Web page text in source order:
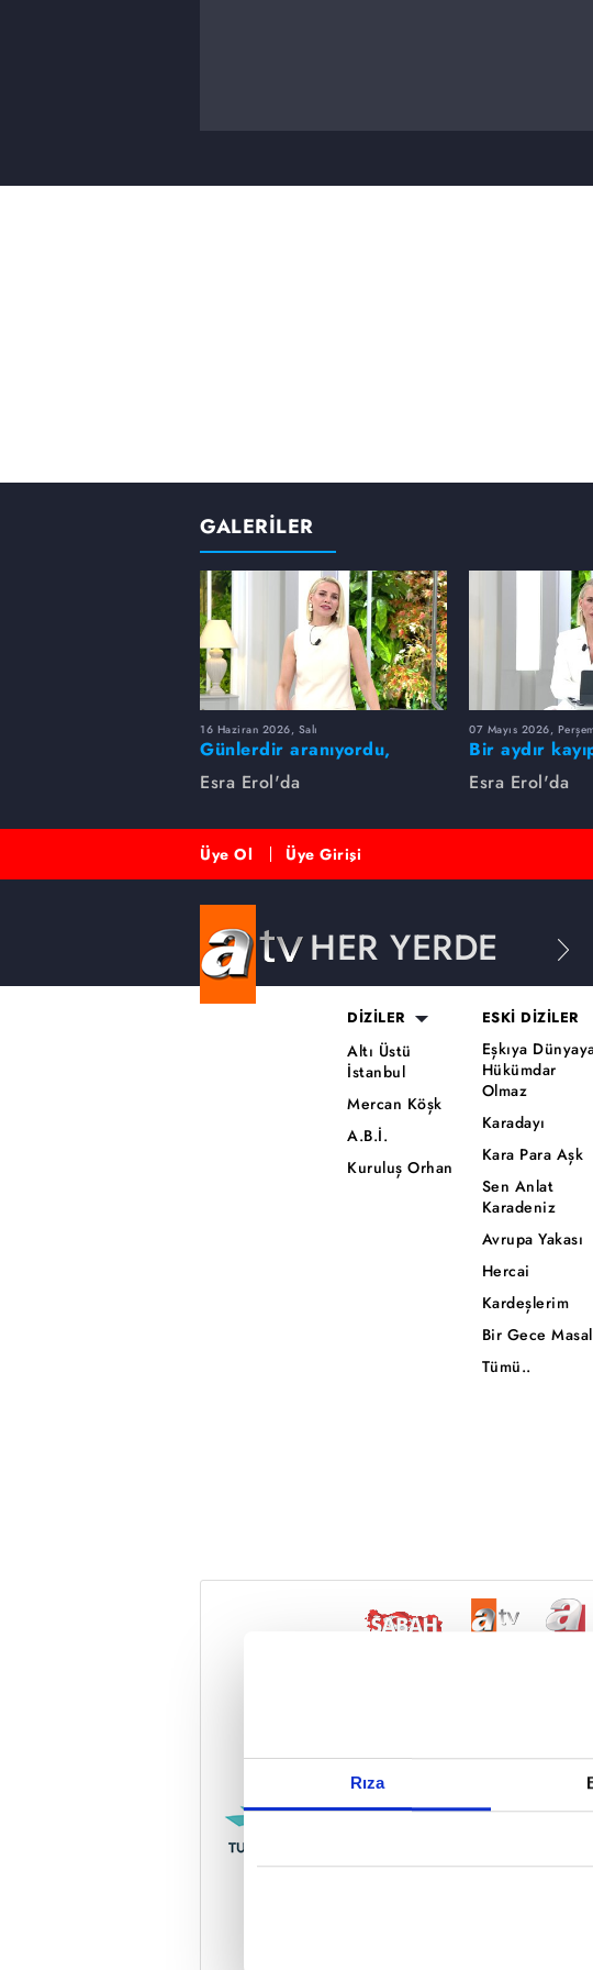
Rıza
Reddet
GALERİLER
16 Haziran 2026, Salı
Günlerdir aranıyordu,
dakikalar içinde bulundu!
Esra Erol'da
07 Mayıs 2026,
Bir aydır
Esra Erol buldu
Esra Erol'da
Üye Ol Üye Girişi
HER YERDE
DİZİLER
Altı Üstü
İstanbul
Mercan Köşk
A.B.İ.
Kuruluş Orhan
ESKİ DİZİLER
Eşkıya
Hükümdar
Olmaz
Karadayı
Kara Para Aşk
Sen Anlat
Karadeniz
Avrupa Yakası
Hercai
Kardeşlerim
Bir Gece
Tümü..